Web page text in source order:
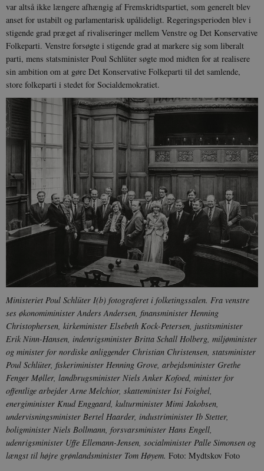
var altså ikke længere afhængig af Fremskridtspartiet, som generelt blev
anset for ustabilt og parlamentarisk upålideligt. Regeringsperioden blev i
stigende grad præget af rivaliseringer mellem Venstre og Det Konservative
Folkeparti. Venstre forsøgte i stigende grad at markere sig som liberalt
parti, mens statsminister Poul Schlüter søgte mod midten for at realisere
sin ambition om at gøre Det Konservative Folkeparti til det samlende,
store folkeparti i stedet for Socialdemokratiet.
Ministeriet Poul Schlüter I(b) fotograferet i folketingssalen. Fra venstre
ses økonomiminister Anders Andersen, finansminister Henning
Christophersen, kirkeminister Elsebeth Kock-Petersen, justitsminister
Erik Ninn-Hansen, indenrigsminister Britta Schall Holberg, miljøminister
og minister for nordiske anliggender Christian Christensen, statsminister
Poul Schlüter, fiskeriminister Henning Grove, arbejdsminister Grethe
Fenger Møller, landbrugsminister Niels Anker Kofoed, minister for
offentlige arbejder Arne Melchior, skatteminister Isi Foighel,
energiminister Knud Enggaard, kulturminister Mimi Jakobsen,
undervisningsminister Bertel Haarder, industriminister Ib Stetter,
boligminister Niels Bollmann, forsvarsminister Hans Engell,
udenrigsminister Uffe Ellemann-Jensen, socialminister Palle Simonsen og
længst til højre grønlandsminister Tom Høyem. Foto: Mydtskov Foto